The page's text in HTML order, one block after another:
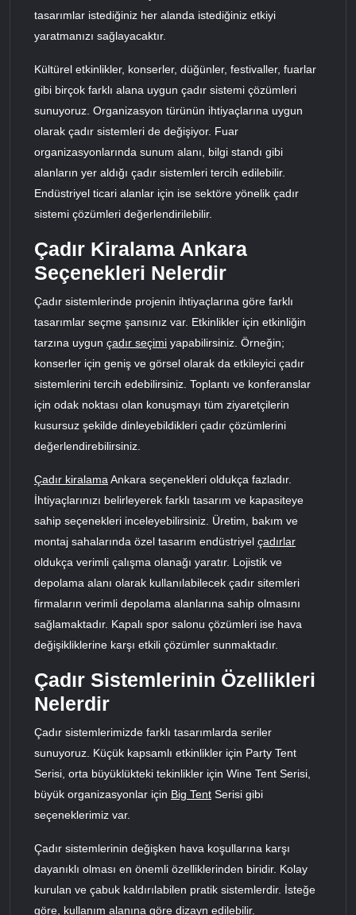
tasarımlar istediğiniz her alanda istediğiniz etkiyi
yaratmanızı sağlayacaktır.
Kültürel etkinlikler, konserler, düğünler, festivaller, fuarlar
gibi birçok farklı alana uygun çadır sistemi çözümleri
sunuyoruz. Organizasyon türünün ihtiyaçlarına uygun
olarak çadır sistemleri de değişiyor. Fuar
organizasyonlarında sunum alanı, bilgi standı gibi
alanların yer aldığı çadır sistemleri tercih edilebilir.
Endüstriyel ticari alanlar için ise sektöre yönelik çadır
sistemi çözümleri değerlendirilebilir.
Çadır Kiralama Ankara
Seçenekleri Nelerdir
Çadır sistemlerinde projenin ihtiyaçlarına göre farklı
tasarımlar seçme şansınız var. Etkinlikler için etkinliğin
tarzına uygun çadır seçimi yapabilirsiniz. Örneğin;
konserler için geniş ve görsel olarak da etkileyici çadır
sistemlerini tercih edebilirsiniz. Toplantı ve konferanslar
için odak noktası olan konuşmayı tüm ziyaretçilerin
kusursuz şekilde dinleyebildikleri çadır çözümlerini
değerlendirebilirsiniz.
Çadır kiralamaAnkara seçenekleri oldukça fazladır.
İhtiyaçlarınızı belirleyerek farklı tasarım ve kapasiteye
sahip seçenekleri inceleyebilirsiniz. Üretim, bakım ve
montaj sahalarında özel tasarım endüstriyel çadırlar
oldukça verimli çalışma olanağı yaratır. Lojistik ve
depolama alanı olarak kullanılabilecek çadır sitemleri
firmaların verimli depolama alanlarına sahip olmasını
sağlamaktadır. Kapalı spor salonu çözümleri ise hava
değişikliklerine karşı etkili çözümler sunmaktadır.
Çadır Sistemlerinin Özellikleri
Nelerdir
Çadır sistemlerimizde farklı tasarımlarda seriler
sunuyoruz. Küçük kapsamlı etkinlikler için Party Tent
Serisi, orta büyüklükteki tekinlikler için Wine Tent Serisi,
büyük organizasyonlar için Big Tent Serisi gibi
seçeneklerimiz var.
Çadır sistemlerinin değişken hava koşullarına karşı
dayanıklı olması en önemli özelliklerinden biridir. Kolay
kurulan ve çabuk kaldırılabilen pratik sistemlerdir. İsteğe
göre, kullanım alanına göre dizayn edilebilir.